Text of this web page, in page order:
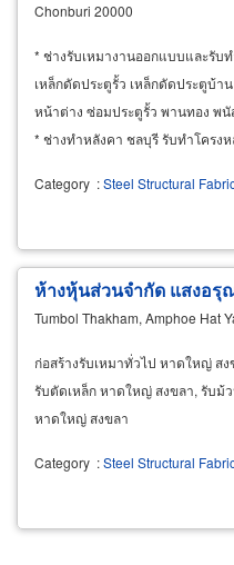
Chonburi 20000
* ช่างรับเหมางานออกแบบและรั
เหล็กดัดประตูรั้ว เหล็กดัดประตูบ้า
หน้าต่าง ซ่อมประตูรั้ว พานทอง พ
* ช่างทำหลังคา ชลบุรี รับทำโครง
Category :Steel Structural
ห้างหุ้นส่วนจำกัด แสงอรุ
Tumbol Thakham, Amphoe Hat
ก่อสร้างรับเหมาทั่วไป หาดใหญ่ ส
รับตัดเหล็ก หาดใหญ่ สงขลา, รับม้
หาดใหญ่ สงขลา
Category :Steel Structural